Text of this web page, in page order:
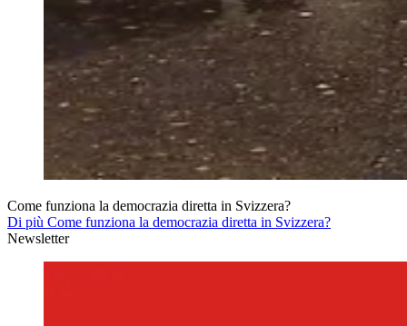
Come funziona la democrazia diretta in Svizzera?
Di più Come funziona la democrazia diretta in Svizzera?
Newsletter